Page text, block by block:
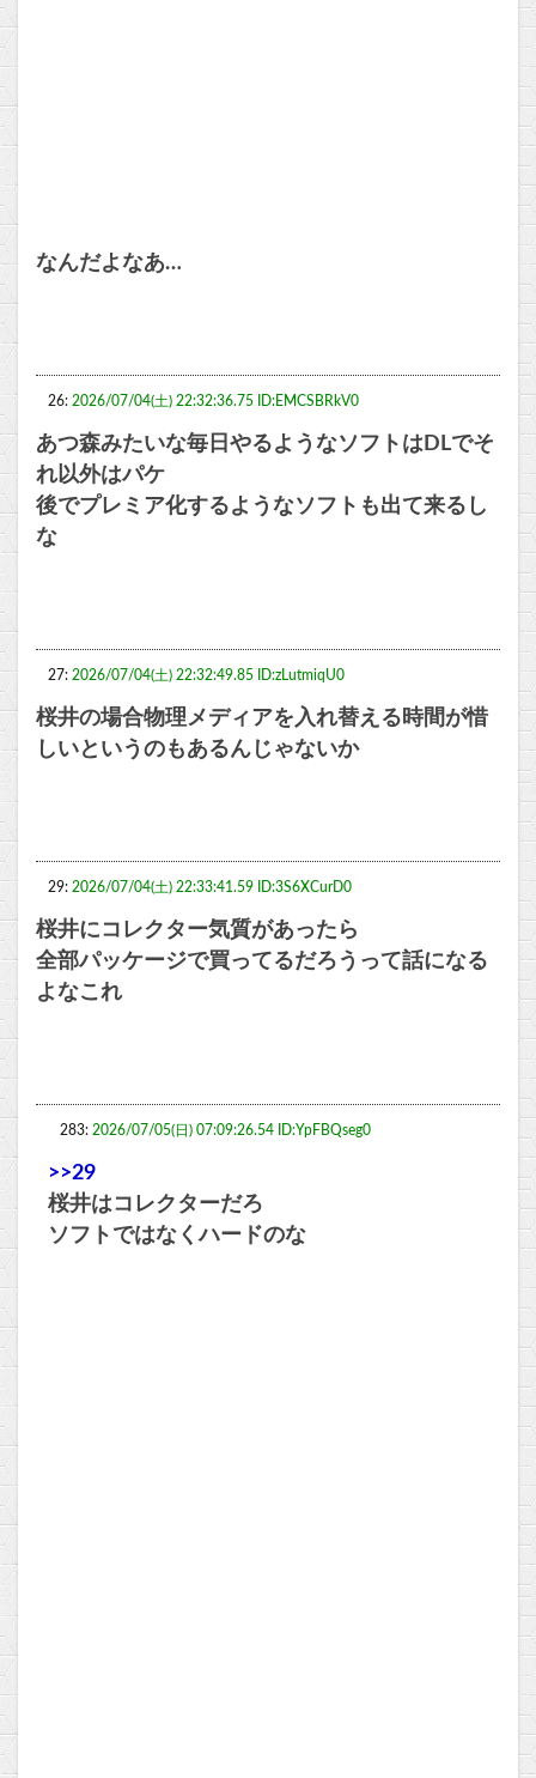
なんだよなあ…
26: 2026/07/04(土) 22:32:36.75 ID:EMCSBRkV0
あつ森みたいな毎日やるようなソフトはDLでそ
れ以外はパケ
後でプレミア化するようなソフトも出て来るし
な
27: 2026/07/04(土) 22:32:49.85 ID:zLutmiqU0
桜井の場合物理メディアを入れ替える時間が惜
しいというのもあるんじゃないか
29: 2026/07/04(土) 22:33:41.59 ID:3S6XCurD0
桜井にコレクター気質があったら
全部パッケージで買ってるだろうって話になる
よなこれ
283: 2026/07/05(日) 07:09:26.54 ID:YpFBQseg0
>>29
桜井はコレクターだろ
ソフトではなくハードのな